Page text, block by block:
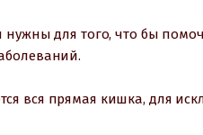
для того, что бы
вся прямая кишка, для